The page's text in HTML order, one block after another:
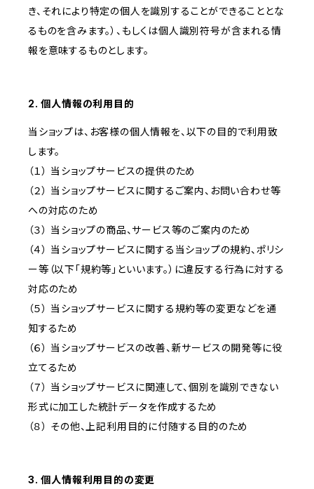
き、それにより特定の個人を識別することができることとな
るものを含みます。）、もしくは個人識別符号が含まれる情
報を意味するものとします。
2. 個人情報の利用目的
当ショップは、お客様の個人情報を、以下の目的で利用致
します。
（１） 当ショップサービスの提供のため
（２） 当ショップサービスに関するご案内、お問い合わせ等
への対応のため
（３） 当ショップの商品、サービス等のご案内のため
（４） 当ショップサービスに関する当ショップの規約、ポリシ
ー等（以下「規約等」といいます。）に違反する行為に対する
対応のため
（５） 当ショップサービスに関する規約等の変更などを通
知するため
（６） 当ショップサービスの改善、新サービスの開発等に役
立てるため
（７） 当ショップサービスに関連して、個別を識別できない
形式に加工した統計データを作成するため
（８） その他、上記利用目的に付随する目的のため
3. 個人情報利用目的の変更